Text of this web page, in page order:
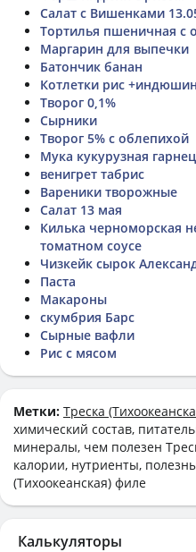
Салат с Вишенками
Тортилья пшеничная с
Маргарин для выпечки
Батончик банан
Котлетки рис
Творог 0,1%
Сырники
Творог 5% с облепихой
Мука кукурузная гарнец
венигрет табрис
Вареники творожные
Салат 13 мая
Килька черноморская
томатном соусе
Чизкейк сырок
Паста
Макароны
скумбрия Барс
Сырные вафли
Рис с мясом
Метки: Треска
химический состав,
минералы, чем полезен
калории, нутриенты,
(Тихоокеанская) филе
Калькуляторы